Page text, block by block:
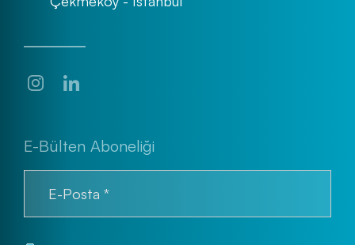
E-Bülten Aboneliği